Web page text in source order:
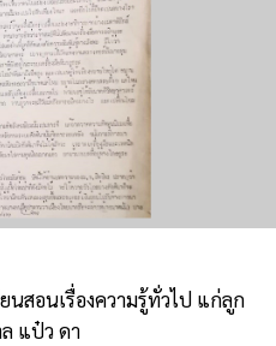
สอนเรื่องความรู้ทั่วไป แก่ลูก
แป๋ว ดา